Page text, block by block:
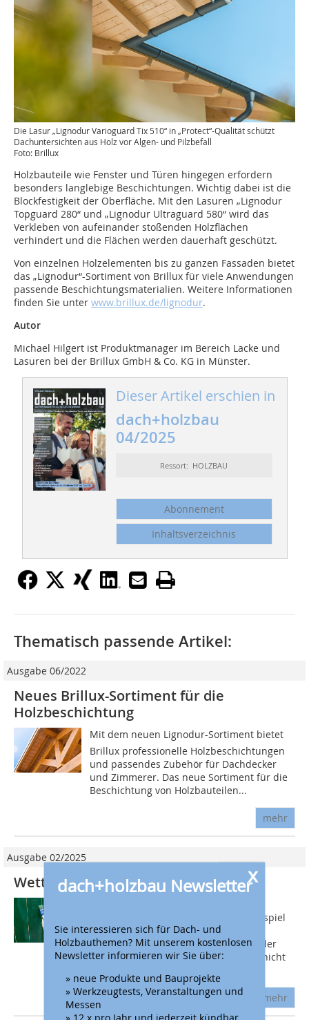
Die Lasur „Lignodur Varioguard Tix 510“ in „Protect“-Qualität schützt
Dachuntersichten aus Holz vor Algen- und Pilzbefall
Foto: Brillux
Holzbauteile wie Fenster und Türen hingegen erfordern
besonders langlebige Beschichtungen. Wichtig dabei ist die
Blockfestigkeit der Oberfläche. Mit den Lasuren ­„Lignodur
Topguard 280“ und „Lignodur Ultraguard 580“ wird das
Verkleben von aufeinander stoßenden Holzflächen
verhindert und die Flächen werden dauerhaft geschützt.
Von einzelnen Holzelementen bis zu ganzen Fassaden bietet
das „Lignodur“-Sortiment von Brillux für viele Anwendungen
passende Beschichtungsmaterialien. Weitere Informationen
finden Sie unter www.brillux.de/lignodur.
Autor
Michael Hilgert ist Produktmanager im Bereich Lacke und
Lasuren bei der Brillux GmbH & Co. KG in Münster.
Dieser Artikel erschien in
dach+holzbau
04/2025
Ressort: HOLZBAU
Abonnement
Inhaltsverzeichnis
x
dach+holzbau Newsletter
Sie interessieren sich für Dach- und
Holzbauthemen? Mit unserem kostenlosen
Newsletter informieren wir Sie über:
» neue Produkte und Bauprojekte
» Werkzeugtests, Veranstaltungen und
Messen
» 12 x pro Jahr und jederzeit kündbar
Thematisch passende Artikel:
Ausgabe 06/2022
Neues Brillux-Sortiment für die
Holzbeschichtung
Mit dem neuen Lignodur-Sortiment bietet
Brillux professionelle Holzbeschichtungen
und passendes Zubehör für Dachdecker
und Zimmerer. Das neue Sortiment für die
Beschichtung von Holzbauteilen...
mehr
Ausgabe 02/2025
Wetterschutz für Holzoberflächen
bewitterten Holzoberflächen, zum Beispiel
an der Fassade im Bereich des
Dachüberstands, sind ein vorbeugender
Holzschutz und eine intakte Schutzschicht
mehr